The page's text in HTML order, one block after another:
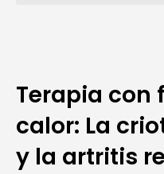
Terapia con
calor: La
y la artritis